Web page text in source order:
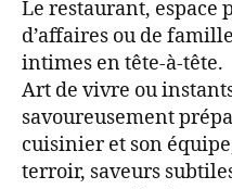
Le restaurant, espace
d’affaires ou de
intimes en tête-à-tête.
Art de vivre ou
savoureusement
cuisinier et son
terroir, saveurs